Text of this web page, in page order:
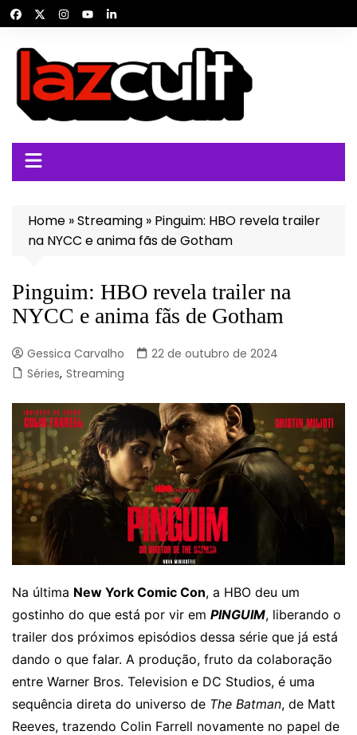
para
conteúdo
Home »Streaming » Pinguim: HBO revela trailer
na NYCC e anima fãs de Gotham
Pinguim: HBO revela trailer na
NYCC e anima fãs de Gotham
Gessica Carvalho
22 de outubro de 2024
Séries, Streaming
Na última New York Comic Con, a HBO deu um
gostinho do que está por vir em PINGUIM, liberando o
trailer dos próximos episódios dessa série que já está
dando o que falar. A produção, fruto da colaboração
entre Warner Bros. Television e DC Studios, é uma
sequência direta do universo de The Batman, de Matt
Reeves, trazendo Colin Farrell novamente no papel de